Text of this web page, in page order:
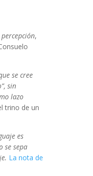
,
se cree
sin
lazo
trino de un
es
se sepa
La nota de